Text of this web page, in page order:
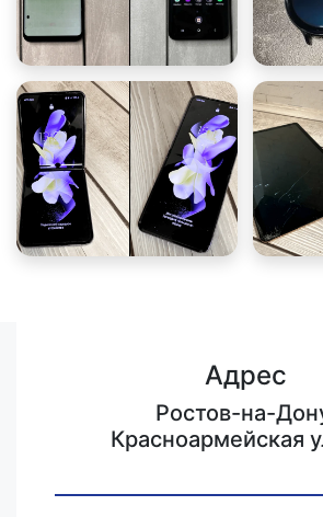
Адрес
Ростов-на-
Красноармейская